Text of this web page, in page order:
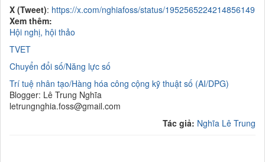
X (Tweet): https://x.com/nghiafoss/status/1952565224214856149
Xem thêm:
Hội nghị, hội thảo
TVET
Chuyển đổi số/Năng lực số
Trí tuệ nhân tạo/Hàng hóa công cộng kỹ thuật số (AI/DPG)
Blogger: Lê Trung Nghĩa
letrungnghia.foss@gmail.com
Tác giả: Nghĩa Lê Trung